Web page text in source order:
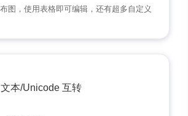
图，使用表格即可编辑，还有超多自定义
文本/Unicode 互转